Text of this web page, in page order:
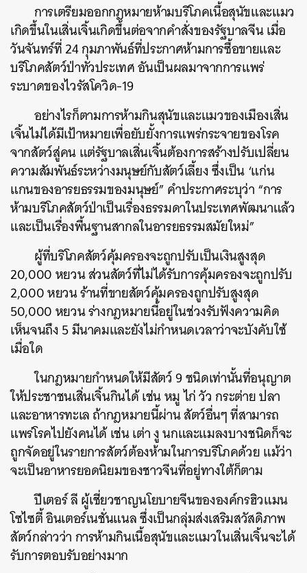
การเตรียมออกกฎหมายห้ามบริโภคเนื้อสุนัขและแมว
เกิดขึ้นในเสิ่นเจิ้นเกิดขึ้นต่อจากคำสั่งของรัฐบาลจีน เมื่อ
วันจันทร์ที่ 24 กุมภาพันธ์ที่ประกาศห้ามการซื้อขายและ
บริโภคสัตว์ป่าทั่วประเทศ อันเป็นผลมาจากการแพร่
ระบาดของไวรัสโควิด-19
อย่างไรก็ตามการห้ามกินสุนัขและแมวของเมืองเสิ่น
เจิ้นไม่ได้มีเป้าหมายเพื่อยับยั้งการแพร่กระจายของโรค
จากสัตว์สู่คน แต่รัฐบาลเสิ่นเจิ้นต้องการสร้างปรับเปลี่ยน
ความสัมพันธ์ระหว่างมนุษย์กับสัตว์เลี้ยง ซึ่งเป็น ‘แก่น
แกนของอารยธรรมของมนุษย์” คำประกาศระบุว่า “การ
ห้ามบริโภคสัตว์ป่าเป็นเรื่องธรรมดาในประเทศพัฒนาแล้ว
และเป็นเรื่องพื้นฐานสากลในอารยธรรมสมัยใหม่”
ผู้ที่บริโภคสัตว์คุ้มครองจะถูกปรับเป็นเงินสูงสุด
20,000 หยวน ส่วนสัตว์ที่ไม่ได้รับการคุ้มครองจะถูกปรับ
2,000 หยวน ร้านที่ขายสัตว์คุ้มครองถูกปรับสูงสุด
50,000 หยวน ร่างกฎหมายนี้อยู่ในช่วงรับฟังความคิด
เห็นจนถึง 5 มีนาคมและยังไม่กำหนดเวลาว่าจะบังคับใช้
เมื่อใด
ในกฎหมายกำหนดให้มีสัตว์ 9 ชนิดเท่านั้นที่อนุญาต
ให้ประชาชนเสิ่นเจิ้นกินได้ เช่น หมู ไก่ วัว กระต่าย ปลา
และอาหารทะเล ถ้ากฎหมายนี้ผ่าน สัตว์อื่นๆ ที่สามารถ
แพร่โรคไปยังคนได้ เช่น เต่า งู นกและแมลงบางชนิดก็จะ
ถูกจัดอยู่ในรายการสัตว์ต้องห้ามในการบริโภคด้วย แม้ว่า
จะเป็นอาหารยอดนิยมของชาวจีนที่อยู่ทางใต้ก็ตาม
ปีเตอร์ ลี ผู้เชี่ยวชาญนโยบายจีนขององค์กรฮิวแมน
โซไซตี้ อินเตอร์เนชั่นแนล ซึ่งเป็นกลุ่มส่งเสริมสวัสดิภาพ
สัตว์กล่าวว่า การห้ามกินเนื้อสุนัขและแมวในเสิ่นเจิ้นจะได้
รับการตอบรับอย่างมาก